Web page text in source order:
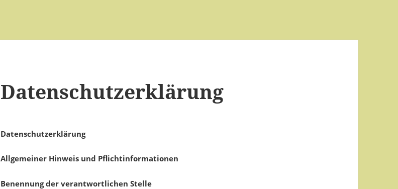
Datenschutzerklärung
Datenschutzerklärung
Allgemeiner Hinweis und Pflichtinformationen
Benennung der verantwortlichen Stelle